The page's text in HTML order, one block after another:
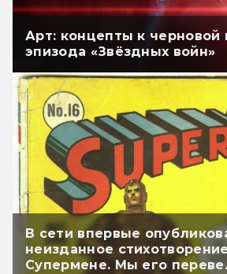
Арт: концепты к черновой
эпизода «Звёздных войн»
В сети впервые
неизданное
Супермене. Мы его